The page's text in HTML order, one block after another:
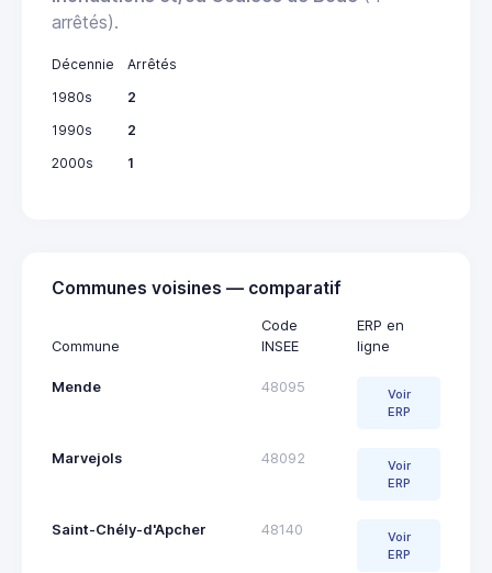
arrêtés).
Décennie
Arrêtés
1980s
2
1990s
2
2000s
1
Communes voisines — comparatif
Commune
Code
INSEE
ERP en
ligne
Mende 48095
Voir
ERP
Marvejols 48092
Voir
ERP
Saint-Chély-d'Apcher 48140
Voir
ERP